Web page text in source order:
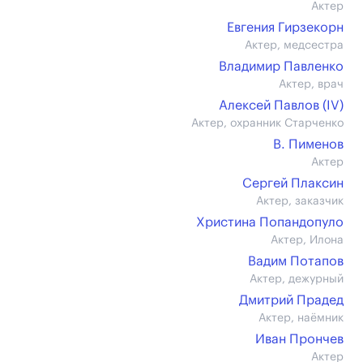
Актер
Евгения Гирзекорн
Актер, медсестра
Владимир Павленко
Актер, врач
Алексей Павлов (IV)
Актер, охранник Старченко
В. Пименов
Актер
Сергей Плаксин
Актер, заказчик
Христина Попандопуло
Актер, Илона
Вадим Потапов
Актер, дежурный
Дмитрий Прадед
Актер, наёмник
Иван Прончев
Актер